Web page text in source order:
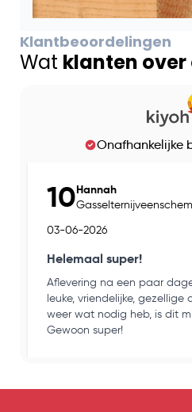
Klantbeoordelingen
Wat klanten over
Onafhankelijke
10Hannah
03-06-2026
Helemaal super!
Aflevering na een paar
leuke, vriendelijke, gezellige
weer wat nodig heb, is dit
Gewoon super!